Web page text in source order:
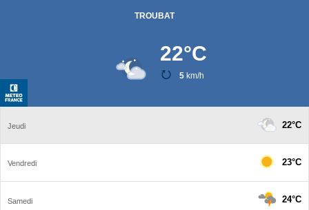
TROUBAT
22°C
5 km/h
Jeudi 22°C
Vendredi 23°C
Samedi 24°C